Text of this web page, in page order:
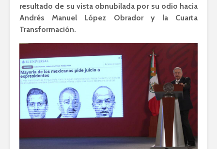
resultado de su vista obnubilada por su odio hacia
Andrés Manuel López Obrador y la Cuarta
Transformación.